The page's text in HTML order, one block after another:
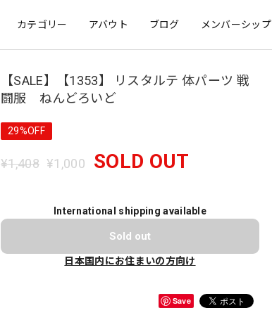
カテゴリー アバウト ブログ メンバーシップ
【SALE】【1353】 リスタルテ 体パーツ 戦
闘服 ねんどろいど
29%OFF
¥1,408 ¥1,000 SOLD OUT
International shipping available
Sold out
日本国内にお住まいの方向け
Save